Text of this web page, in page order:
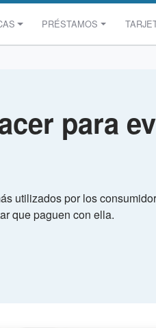
PRÉSTAMOS
para
utilizados por los
que paguen con ella.